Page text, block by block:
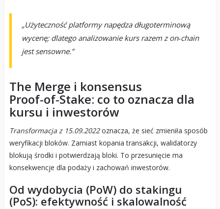
„Użyteczność platformy napędza długoterminową
wycenę; dlatego analizowanie kurs razem z on‑chain
jest sensowne.”
The Merge i konsensus
Proof‑of‑Stake: co to oznacza dla
kursu i inwestorów
Transformacja z 15.09.2022oznacza, że sieć zmieniła sposób
weryfikacji bloków. Zamiast kopania transakcji, walidatorzy
blokują środki i potwierdzają bloki. To przesunięcie ma
konsekwencje dla podaży i zachowań inwestorów.
Od wydobycia (PoW) do stakingu
(PoS): efektywność i skalowalność